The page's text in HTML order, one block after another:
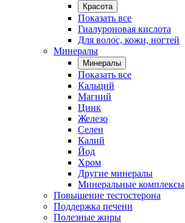
Красота
Показать все
Гиалуроновая кислота
Для волос, кожи, ногтей
Минералы
Минералы
Показать все
Кальций
Магний
Цинк
Железо
Селен
Калий
Йод
Хром
Другие минералы
Минеральные комплексы
Повышение тестостерона
Поддержка печени
Полезные жиры